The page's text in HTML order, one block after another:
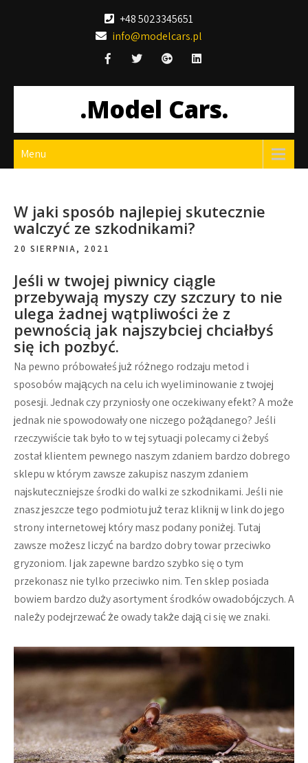
+48 5023345651
info@modelcars.pl
.Model Cars.
Menu
W jaki sposób najlepiej skutecznie
walczyć ze szkodnikami?
20 SIERPNIA, 2021
Jeśli w twojej piwnicy ciągle
przebywają myszy czy szczury to nie
ulega żadnej wątpliwości że z
pewnością jak najszybciej chciałbyś
się ich pozbyć.
Na pewno próbowałeś już różnego rodzaju metod i
sposobów mających na celu ich wyeliminowanie z twojej
posesji. Jednak czy przyniosły one oczekiwany efekt? A może
jednak nie spowodowały one niczego pożądanego? Jeśli
rzeczywiście tak było to w tej sytuacji polecamy ci żebyś
został klientem pewnego naszym zdaniem bardzo dobrego
sklepu w którym zawsze zakupisz naszym zdaniem
najskuteczniejsze środki do walki ze szkodnikami. Jeśli nie
znasz jeszcze tego podmiotu już teraz kliknij w link do jego
strony internetowej który masz podany poniżej. Tutaj
zawsze możesz liczyć na bardzo dobry towar przeciwko
gryzoniom. I jak zapewne bardzo szybko się o tym
przekonasz nie tylko przeciwko nim. Ten sklep posiada
bowiem bardzo duży asortyment środków owadobójczych. A
należy podejrzewać że owady także dają ci się we znaki.